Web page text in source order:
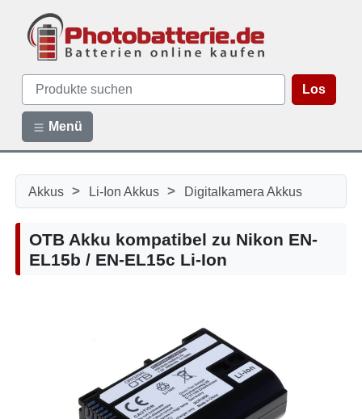
Los
Menü
Akkus > Li-Ion Akkus > Digitalkamera Akkus
OTB Akku kompatibel zu Nikon EN-
EL15b / EN-EL15c Li-Ion